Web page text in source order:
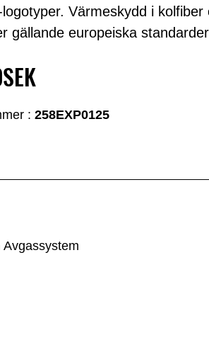
logotyper. Värmeskydd i
gällande europeiska
: 258EXP0125